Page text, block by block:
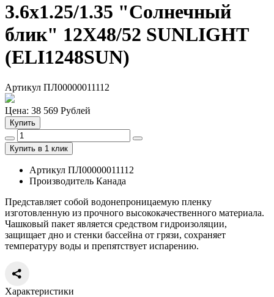
3.6х1.25/1.35 "Солнечный
блик" 12X48/52 SUNLIGHT
(ELI1248SUN)
Артикул ПЛ00000011112
Цена: 38 569 Рублей
Купить
Купить в 1 клик
Артикул ПЛ00000011112
Производитель Канада
Представляет собой водонепроницаемую пленку
изготовленную из прочного высококачественного материала.
Чашковый пакет является средством гидроизоляции,
защищает дно и стенки бассейна от грязи, сохраняет
температуру воды и препятствует испарению.
Характеристики